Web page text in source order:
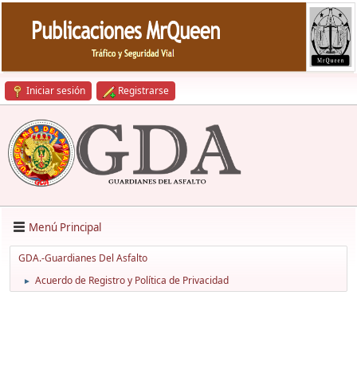
Iniciar sesión Registrarse
Menú Principal
GDA.-Guardianes Del Asfalto
► Acuerdo de Registro y Política de Privacidad